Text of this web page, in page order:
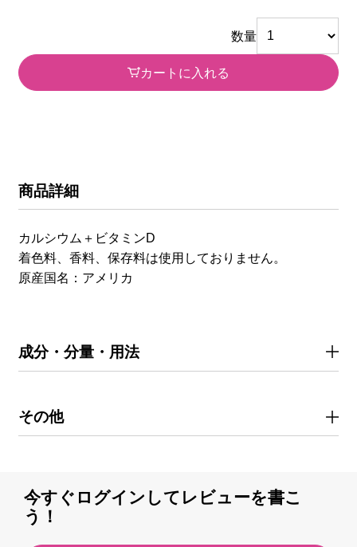
数量
カートに入れる
商品詳細
カルシウム＋ビタミンD
着色料、香料、保存料は使用しておりません。
原産国名：アメリカ
成分・分量・用法
その他
今すぐログインしてレビューを書こ
う！